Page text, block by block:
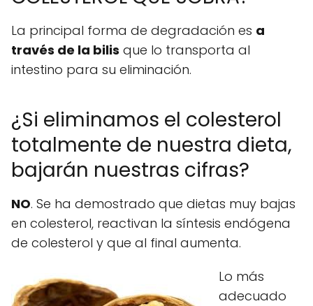
La principal forma de degradación es a
través de la bilis que lo transporta al
intestino para su eliminación.
¿Si eliminamos el colesterol
totalmente de nuestra dieta,
bajarán nuestras cifras?
NO. Se ha demostrado que dietas muy bajas
en colesterol, reactivan la síntesis endógena
de colesterol y que al final aumenta.
Lo más
adecuado